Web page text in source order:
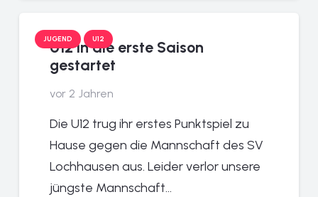
JUGEND U12
U12 in die erste Saison
gestartet
vor 2 Jahren
Die U12 trug ihr erstes Punktspiel zu
Hause gegen die Mannschaft des SV
Lochhausen aus. Leider verlor unsere
jüngste Mannschaft…